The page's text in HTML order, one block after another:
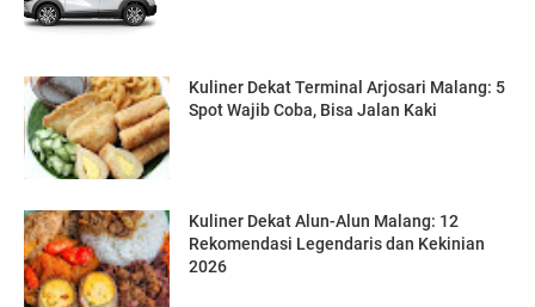
Kuliner Dekat Terminal Arjosari Malang: 5
Spot Wajib Coba, Bisa Jalan Kaki
Kuliner Dekat Alun-Alun Malang: 12
Rekomendasi Legendaris dan Kekinian
2026